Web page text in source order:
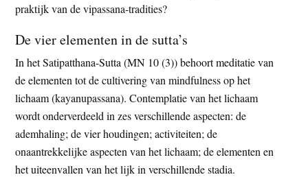
praktijk van de vipassana-tradities?
De vier elementen in de sutta’s
In het Satipatthana-Sutta (MN 10 (3)) behoort meditatie van
de elementen tot de cultivering van mindfulness op het
lichaam (kayanupassana). Contemplatie van het lichaam
wordt onderverdeeld in zes verschillende aspecten: de
ademhaling; de vier houdingen; activiteiten; de
onaantrekkelijke aspecten van het lichaam; de elementen en
het uiteenvallen van het lijk in verschillende stadia.